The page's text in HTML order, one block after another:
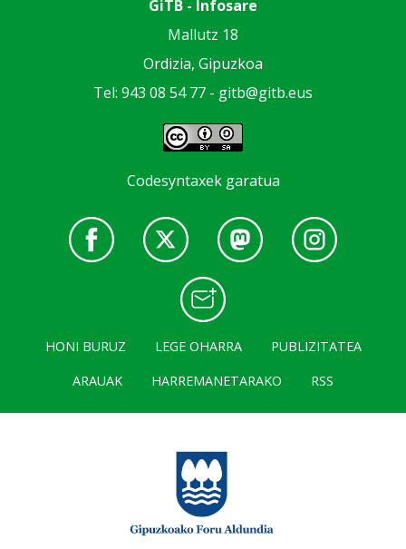
GiTB - Infosare
Mallutz 18
Ordizia, Gipuzkoa
Tel: 943 08 54 77 - gitb@gitb.eus
Codesyntaxek garatua
HONI BURUZ LEGE OHARRA
PUBLIZITATEA
ARAUAK
HARREMANETARAKO RSS